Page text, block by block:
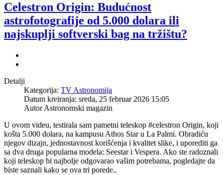
Celestron Origin: Budućnost
astrofotografije od 5.000 dolara ili
najskuplji softverski bag na tržištu?
Detalji
Kategorija: TV Astronomija
Datum kreiranja: sreda, 25 februar 2026 15:05
Autor Astronomski magazin
U ovom videu, testirala sam pametni teleskop #celestron Origin, koji
košta 5.000 dolara, na kampusu Athos Star u La Palmi. Obradiću
njegov dizajn, jednostavnost korišćenja i kvalitet slike, i uporediti ga
sa dva druga popularna modela: Seestar i Vespera. Ako ste radoznali
koji teleskop bi najbolje odgovarao vašim potrebama, pogledajte da
biste saznali kako se ova tri porede..